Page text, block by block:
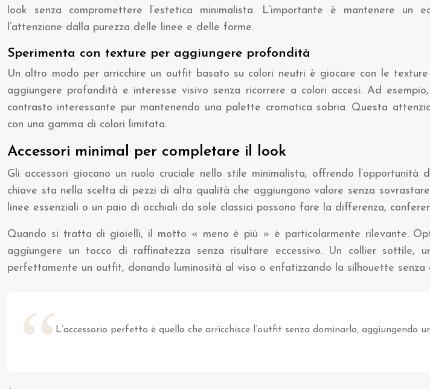
look senza compromettere l’estetica minimalista. L’importante è mantenere
l’attenzione dalla purezza delle linee e delle forme.
Sperimenta con texture per aggiungere profondità
Un altro modo per arricchire un outfit basato su colori neutri è giocare con le
aggiungere profondità e interesse visivo senza ricorrere a colori accesi. Ad
contrasto interessante pur mantenendo una palette cromatica sobria. Questa
con una gamma di colori limitata.
Accessori minimal per completare il look
Gli accessori giocano un ruolo cruciale nello stile minimalista, offrendo
chiave sta nella scelta di pezzi di alta qualità che aggiungono valore senza
linee essenziali o un paio di occhiali da sole classici possono fare la differenza,
Quando si tratta di gioielli, il motto « meno è più » è particolarmente rilevante.
aggiungere un tocco di raffinatezza senza risultare eccessivo. Un collier sottile,
perfettamente un outfit, donando luminosità al viso o enfatizzando la silhouette senza
L’accessorio perfetto è quello che arricchisce l’outfit senza dominarlo,